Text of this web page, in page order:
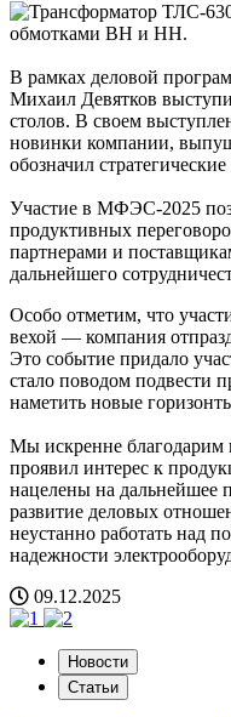
В рамках деловой
Михаил Девятков
столов. В своем
новинки компании,
обозначил
Участие в МФЭС-2025
продуктивных
партнерами и
дальнейшего
Особо отметим, что
вехой — компания
Это событие придало
стало поводом подвести
наметить новые
Мы искренне благодарим
проявил интерес к
нацелены на дальнейшее
развитие деловых
неустанно работать над
надежности
09.12.2025
Новости
Статьи